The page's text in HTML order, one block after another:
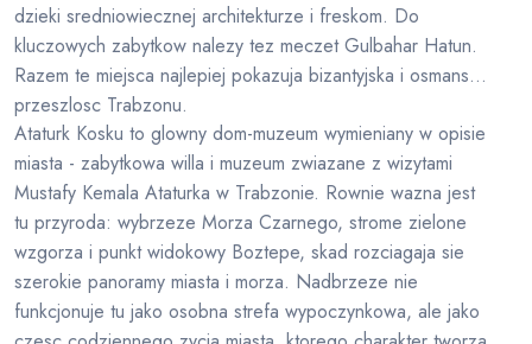
dzieki sredniowiecznej architekturze i freskom. Do
kluczowych zabytkow nalezy tez meczet Gulbahar Hatun.
Razem te miejsca najlepiej pokazuja bizantyjska i osmanska
przeszlosc Trabzonu.
Ataturk Kosku to glowny dom-muzeum wymieniany w opisie
miasta - zabytkowa willa i muzeum zwiazane z wizytami
Mustafy Kemala Ataturka w Trabzonie. Rownie wazna jest
tu przyroda: wybrzeze Morza Czarnego, strome zielone
wzgorza i punkt widokowy Boztepe, skad rozciagaja sie
szerokie panoramy miasta i morza. Nadbrzeze nie
funkcjonuje tu jako osobna strefa wypoczynkowa, ale jako